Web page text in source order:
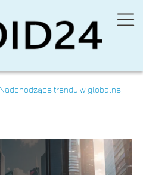
Nadchodzące trendy w globalnej